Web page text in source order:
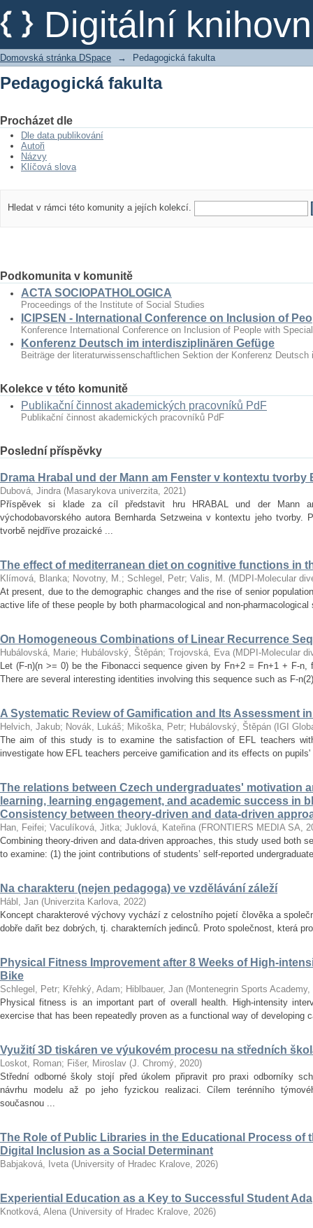
Digitální
Pedagogická fakulta
Domovská stránka DSpace → Pedagogická fakulta
Pedagogická fakulta
Procházet dle
Dle data publikování
Autoři
Názvy
Klíčová slova
Hledat v rámci této komunity a jejích kolekcí.
Podkomunita v komunitě
ACTA SOCIOPATHOLOGICA
Proceedings of the Institute of Social Studies
ICIPSEN - International Conference on Inclusion of
Konference International Conference on Inclusion of People with
Konferenz Deutsch im interdisziplinären Gefüge
Beiträge der literaturwissenschaftlichen Sektion der Konferenz
Kolekce v této komunitě
Publikační činnost akademických pracovníků PdF
Publikační činnost akademických pracovníků PdF
Poslední příspěvky
Drama Hrabal und der Mann am Fenster v kontextu tvorby
Dubová, Jindra (Masarykova univerzita, 2021)
Příspěvek si klade za cíl představit hru HRABAL und der Mann
východobavorského autora Bernharda Setzweina v kontextu jeho tvorby.
tvorbě nejdříve prozaické ...
The effect of mediterranean diet on cognitive functions in
Klímová, Blanka; Novotny, M.; Schlegel, Petr; Valis, M. (MDPI-Molecular
At present, due to the demographic changes and the rise of senior
active life of these people by both pharmacological and
On Homogeneous Combinations of Linear Recurrence
Hubálovská, Marie; Hubálovský, Štěpán; Trojovská, Eva (MDPI-Molecular
Let (F-n)(n >= 0) be the Fibonacci sequence given by Fn+2 = Fn+1 + F-
There are several interesting identities involving this sequence such as F-
A Systematic Review of Gamification and Its Assessment
Helvich, Jakub; Novák, Lukáš; Mikoška, Petr; Hubálovský, Štěpán ( IGI
The aim of this study is to examine the satisfaction of EFL teachers
investigate how EFL teachers perceive gamification and its effects on
The relations between Czech undergraduates' motivation
learning, learning engagement, and academic success in
Consistency between theory-driven and data-driven
Han, Feifei; Vaculíková, Jitka; Juklová, Kateřina (FRONTIERS MEDIA SA,
Combining theory-driven and data-driven approaches, this study used both
to examine: (1) the joint contributions of students’ self-reported
Na charakteru (nejen pedagoga) ve vzdělávání záleží
Hábl, Jan (Univerzita Karlova, 2022)
Koncept charakterové výchovy vychází z celostního pojetí člověka a
dobře dařit bez dobrých, tj. charakterních jedinců. Proto společnost, která
Physical Fitness Improvement after 8 Weeks of High-
Bike
Schlegel, Petr; Křehký, Adam; Hiblbauer, Jan (Montenegrin Sports Academy,
Physical fitness is an important part of overall health. High-intensity
exercise that has been repeatedly proven as a functional way of developing
Využití 3D tiskáren ve výukovém procesu na středních
Loskot, Roman; Fišer, Miroslav (J. Chromý, 2020)
Střední odborné školy stojí před úkolem připravit pro praxi odborníky
návrhu modelu až po jeho fyzickou realizaci. Cílem terénního
současnou ...
The Role of Public Libraries in the Educational Process of
Digital Inclusion as a Social Determinant
Babjaková, Iveta (University of Hradec Kralove, 2026)
Experiential Education as a Key to Successful Student
Knotková, Alena (University of Hradec Kralove, 2026)